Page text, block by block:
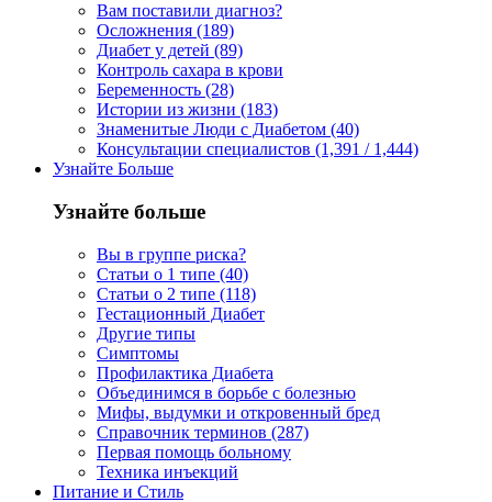
Вам поставили диагноз?
Осложнения (189)
Диабет у детей (89)
Контроль сахара в крови
Беременность (28)
Истории из жизни (183)
Знаменитые Люди с Диабетом (40)
Консультации специалистов (1,391 / 1,444)
Узнайте Больше
Узнайте больше
Вы в группе риска?
Статьи о 1 типе (40)
Статьи о 2 типе (118)
Гестационный Диабет
Другие типы
Симптомы
Профилактика Диабета
Объединимся в борьбе с болезнью
Мифы, выдумки и откровенный бред
Справочник терминов (287)
Первая помощь больному
Техника инъекций
Питание и Стиль